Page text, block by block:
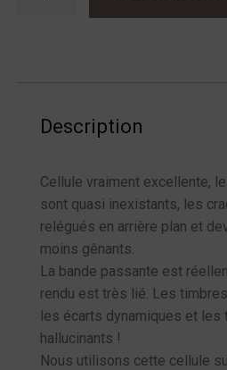
Description
Cellule vraiment excellente,
sont quasi inexistants, les
relégués en arrière plan et
moins gênants.
La bande passante est
rendu est très lié. Les
les écarts dynamiques et les
hallucinants !
Nous utilisons cette cellule